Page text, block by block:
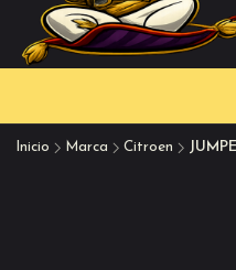
Inicio Marca Citroen